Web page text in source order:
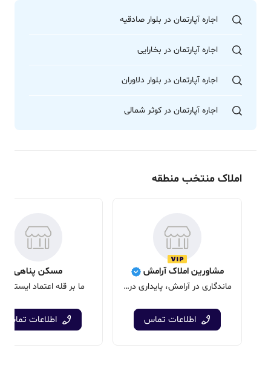
اجاره آپارتمان در بلوار صادقیه
اجاره آپارتمان در بخارایی
اجاره آپارتمان در بلوار دلاوران
اجاره آپارتمان در کوثر شمالی
املاک منتخب منطقه
مشاورین املاک آرامش
ماندگاری در آرامش، پایداری در آسایش
اطلاعات تماس
مسکن پناهی
ما بر قله اعتماد ایستاده
اطلاعات تماس